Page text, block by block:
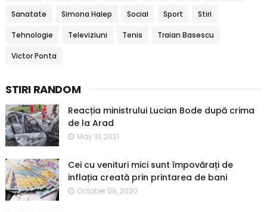
Sanatate Simona Halep Social Sport Stiri
Tehnologie Televiziuni Tenis Traian Basescu
Victor Ponta
STIRI RANDOM
Reacția ministrului Lucian Bode după crima
de la Arad
May 31, 2021
Cei cu venituri mici sunt împovărați de
inflația creată prin printarea de bani
October 09, 2020